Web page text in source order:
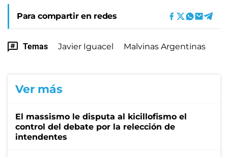
Para compartir en redes
Temas Javier Iguacel Malvinas Argentinas
Ver más
El massismo le disputa al kicillofismo el
control del debate por la relección de
intendentes